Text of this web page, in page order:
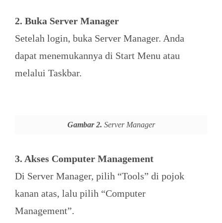
2. Buka Server Manager
Setelah login, buka Server Manager. Anda
dapat menemukannya di Start Menu atau
melalui Taskbar.
Gambar 2. Server Manager
3. Akses Computer Management
Di Server Manager, pilih “Tools” di pojok
kanan atas, lalu pilih “Computer
Management”.